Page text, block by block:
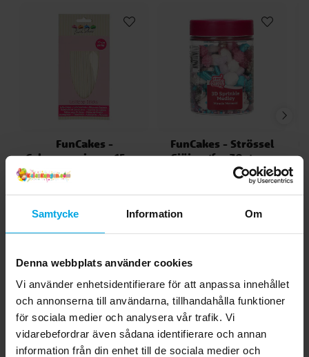
Samtycke Information Om
Denna webbplats använder cookies
Vi använder enhetsidentifierare för att anpassa innehållet
och annonserna till användarna, tillhandahålla funktioner
för sociala medier och analysera vår trafik. Vi
vidarebefordrar även sådana identifierare och annan
information från din enhet till de sociala medier och
FunCakes -
Cakepopspinnar 15 cm
50-pack
Pris45,00 kr
KÖP
FunCakes - Strössel
Sjöjungfru 70 gram
69,00 kr
Andra köpte även